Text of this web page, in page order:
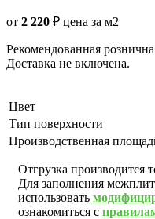
от 2 220 ₽ цена за м2
Рекомендованная
Доставка не включена.
Цвет
Тип поверхности
Производственная
Отгрузка производится
Для заполнения
использовать
ознакомиться с